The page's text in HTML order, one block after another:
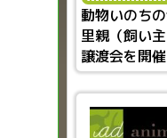
動物いのち
里親（飼い
譲渡会を開